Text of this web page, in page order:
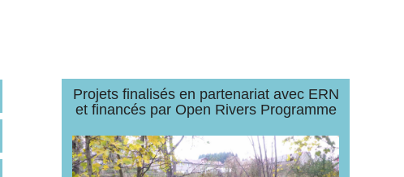
Projets finalisés en partenariat avec ERN
et financés par Open Rivers Programme